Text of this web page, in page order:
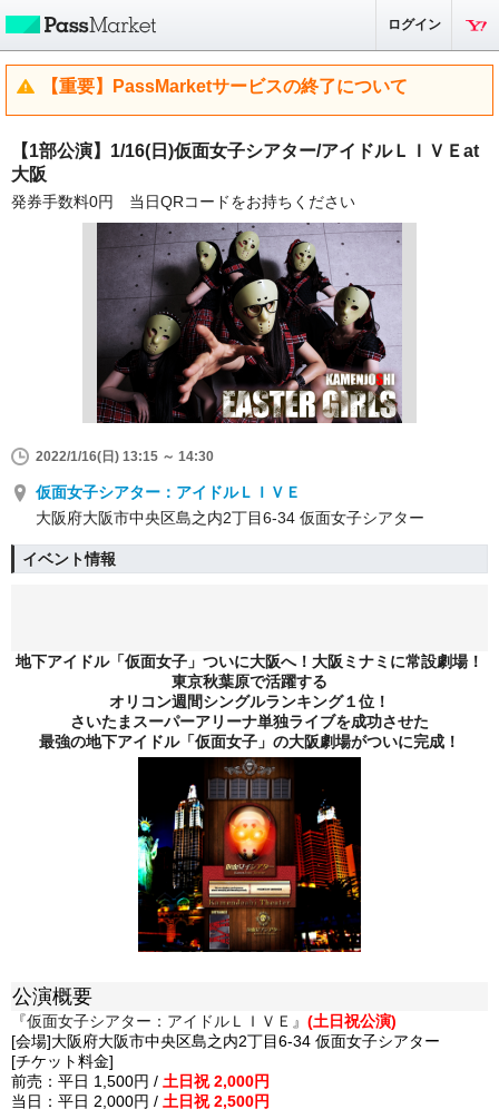
ログイン
【重要】PassMarketサービスの終了について
【1部公演】1/16(日)仮面女子シアター/アイドルＬＩＶＥat
大阪
発券手数料0円 当日QRコードをお持ちください
2022/1/16(日) 13:15 ～ 14:30
仮面女子シアター：アイドルＬＩＶＥ
大阪府大阪市中央区島之内2丁目6-34 仮面女子シアター
イベント情報
地下アイドル「仮面女子」ついに大阪へ！大阪ミナミに常設劇場！
東京秋葉原で活躍する
オリコン週間シングルランキング１位！
さいたまスーパーアリーナ単独ライブを成功させた
最強の地下アイドル「仮面女子」の大阪劇場がついに完成！
公演概要
『仮面女子シアター：アイドルＬＩＶＥ』 (土日祝公演)
[会場]大阪府大阪市中央区島之内2丁目6-34 仮面女子シアター
[チケット料金]
前売：平日 1,500円 / 土日祝 2,000円
当日：平日 2,000円 / 土日祝 2,500円